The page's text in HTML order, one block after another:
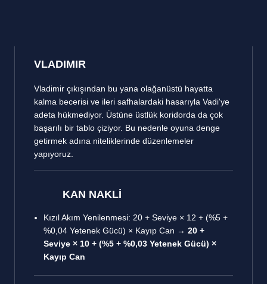
VLADIMIR
Vladimir çıkışından bu yana olağanüstü hayatta
kalma becerisi ve ileri safhalardaki hasarıyla Vadi'ye
adeta hükmediyor. Üstüne üstlük koridorda da çok
başarılı bir tablo çiziyor. Bu nedenle oyuna denge
getirmek adına niteliklerinde düzenlemeler
yapıyoruz.
KAN NAKLİ
Kızıl Akım Yenilenmesi: 20 + Seviye × 12 + (%5 +
%0,04 Yetenek Gücü) × Kayıp Can → 20 +
Seviye × 10 + (%5 + %0,03 Yetenek Gücü) ×
Kayıp Can